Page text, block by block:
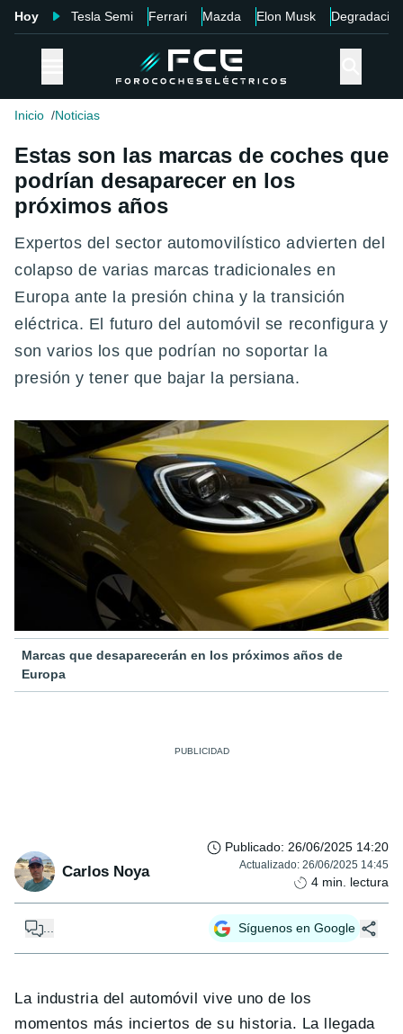
Hoy Tesla Semi Ferrari Mazda Elon Musk Degradación
Inicio Noticias
Estas son las marcas de coches que
podrían desaparecer en los
próximos años
Expertos del sector automovilístico advierten del
colapso de varias marcas tradicionales en
Europa ante la presión china y la transición
eléctrica. El futuro del automóvil se reconfigura y
son varios los que podrían no soportar la
presión y tener que bajar la persiana.
Marcas que desaparecerán en los próximos años de
Europa
Carlos Noya
Publicado: 26/06/2025 14:20
Actualizado: 26/06/2025 14:45
4 min. lectura
... Síguenos en Google
La industria del automóvil vive uno de los
momentos más inciertos de su historia. La llegada